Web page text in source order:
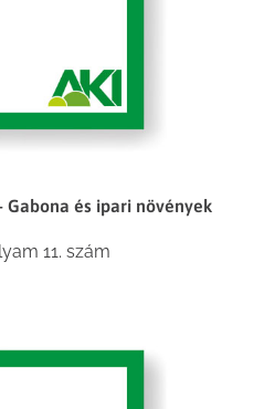
és ipari növények
11. szám